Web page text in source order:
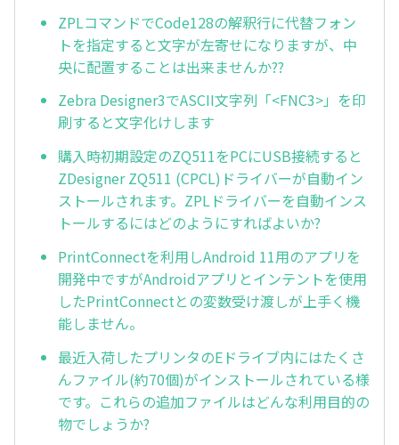
ZPLコマンドでCode128の解釈行に代替フォン
トを指定すると文字が左寄せになりますが、中
央に配置することは出来ませんか??
Zebra Designer3でASCII文字列「<FNC3>」を印
刷すると文字化けします
購入時初期設定のZQ511をPCにUSB接続すると
ZDesigner ZQ511 (CPCL)ドライバーが自動イン
ストールされます。ZPLドライバーを自動インス
トールするにはどのようにすればよいか?
PrintConnectを利用しAndroid 11用のアプリを
開発中ですがAndroidアプリとインテントを使用
したPrintConnectとの変数受け渡しが上手く機
能しません。
最近入荷したプリンタのEドライブ内にはたくさ
んファイル(約70個)がインストールされている様
です。これらの追加ファイルはどんな利用目的の
物でしょうか?